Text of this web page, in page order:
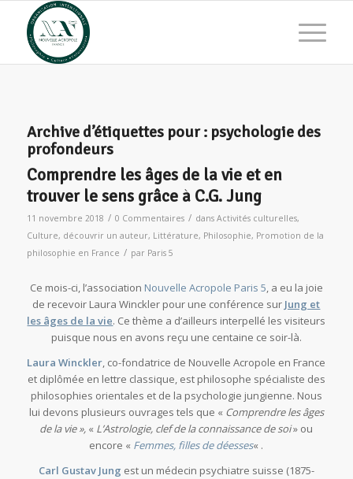
Archive d’étiquettes pour : psychologie des
profondeurs
Comprendre les âges de la vie et en
trouver le sens grâce à C.G. Jung
11 novembre 2018 / 0 Commentaires / dans Activités culturelles,
Culture, découvrir un auteur, Littérature, Philosophie, Promotion de la
philosophie en France / par Paris 5
Ce mois-ci, l’association Nouvelle Acropole Paris 5, a eu la joie
de recevoir Laura Winckler pour une conférence sur Jung et
les âges de la vie. Ce thème a d’ailleurs interpellé les visiteurs
puisque nous en avons reçu une centaine ce soir-là.
Laura Winckler, co-fondatrice de Nouvelle Acropole en France
et diplômée en lettre classique, est philosophe spécialiste des
philosophies orientales et de la psychologie jungienne. Nous
lui devons plusieurs ouvrages tels que « Comprendre les âges
de la vie », « L’Astrologie, clef de la connaissance de soi» ou
encore « Femmes, filles de déesses« .
Carl Gustav Jung est un médecin psychiatre suisse (1875-